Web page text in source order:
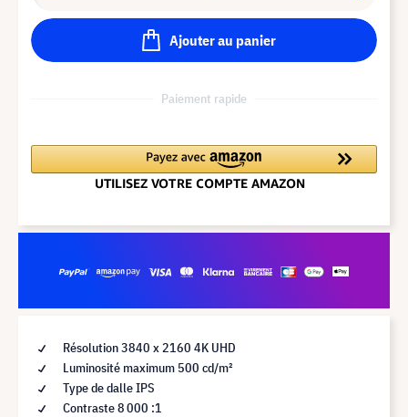
Ajouter au panier
Paiement rapide
Résolution 3840 x 2160 4K UHD
Luminosité maximum 500 cd/m²
Type de dalle IPS
Contraste 8 000 :1